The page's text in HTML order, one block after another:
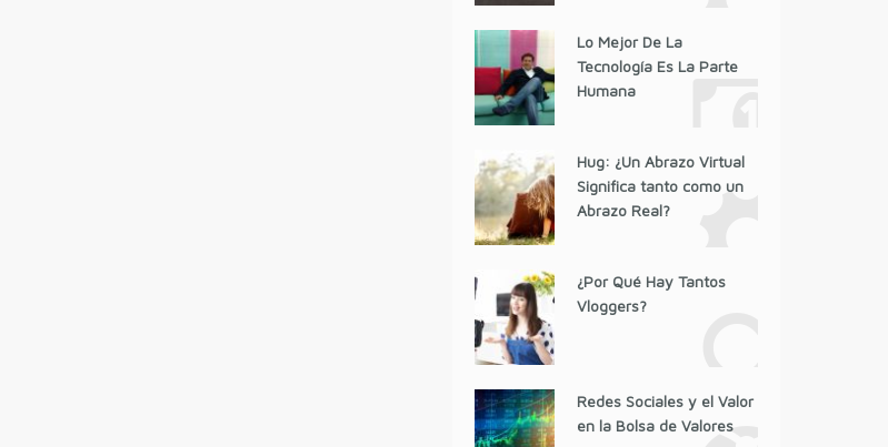
Lo Mejor De La
Tecnología Es La Parte
Humana
Hug: ¿Un Abrazo Virtual
Significa tanto como un
Abrazo Real?
¿Por Qué Hay Tantos
Vloggers?
Redes Sociales y el Valor
en la Bolsa de Valores